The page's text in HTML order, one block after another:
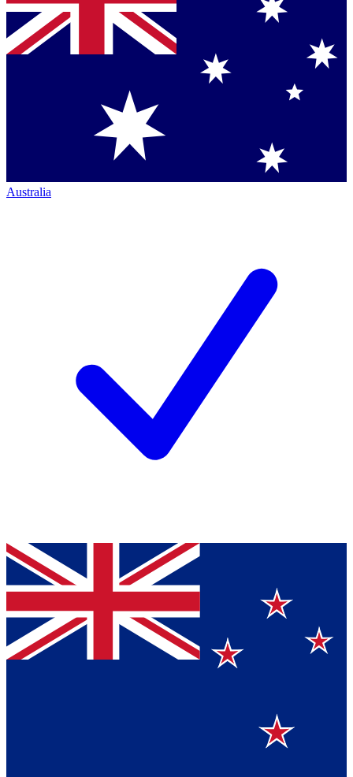
Australia